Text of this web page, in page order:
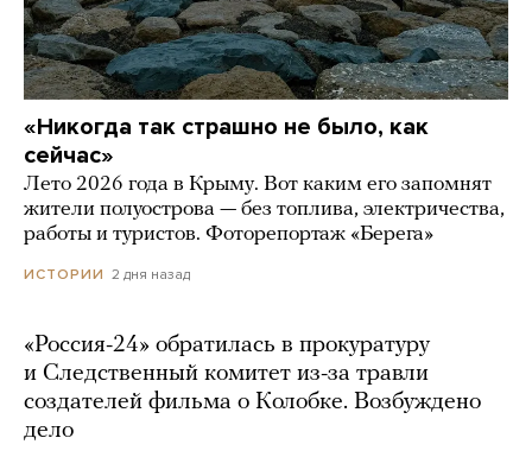
«Никогда так страшно не было, как
сейчас»
Лето 2026 года в Крыму. Вот каким его запомнят
жители полуострова — без топлива, электричества,
работы и туристов. Фоторепортаж «Берега»
ИСТОРИИ 2 дня назад
«Россия-24» обратилась в прокуратуру
и Следственный комитет из-за травли
создателей фильма о Колобке. Возбуждено
дело